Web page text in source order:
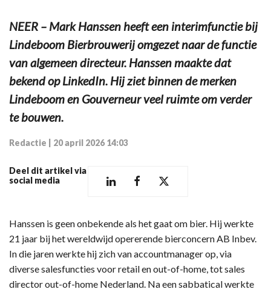
NEER – Mark Hanssen heeft een interimfunctie bij
Lindeboom Bierbrouwerij omgezet naar de functie
van algemeen directeur. Hanssen maakte dat
bekend op LinkedIn. Hij ziet binnen de merken
Lindeboom en Gouverneur veel ruimte om verder
te bouwen.
Redactie 20 april 2026 14:03
Deel dit artikel via
social media
Hanssen is geen onbekende als het gaat om bier. Hij werkte
21 jaar bij het wereldwijd opererende bierconcern AB Inbev.
In die jaren werkte hij zich van accountmanager op, via
diverse salesfuncties voor retail en out-of-home, tot sales
director out-of-home Nederland. Na een sabbatical werkte